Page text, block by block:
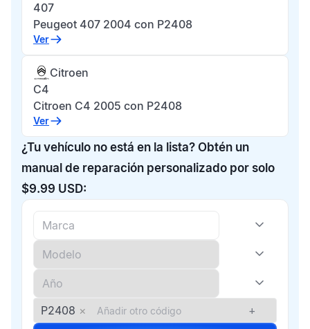
407
Peugeot 407 2004 con P2408
Ver
Citroen
C4
Citroen C4 2005 con P2408
Ver
¿Tu vehículo no está en la lista? Obtén un
manual de reparación personalizado por solo
$9.99 USD:
P2408 × +